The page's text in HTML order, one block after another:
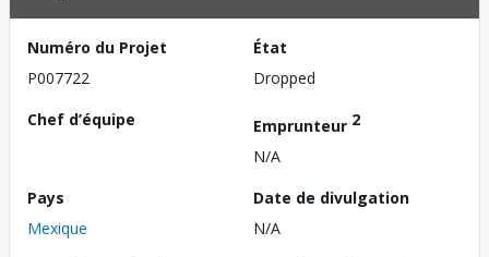
Numéro du Projet
P007722
État
Dropped
Chef d’équipe
Emprunteur 2
N/A
Pays
Mexique
Date de divulgation
N/A